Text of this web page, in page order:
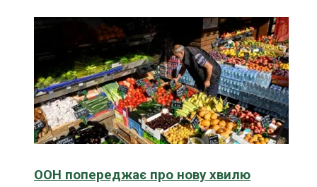
ООН попереджає про нову хвилю